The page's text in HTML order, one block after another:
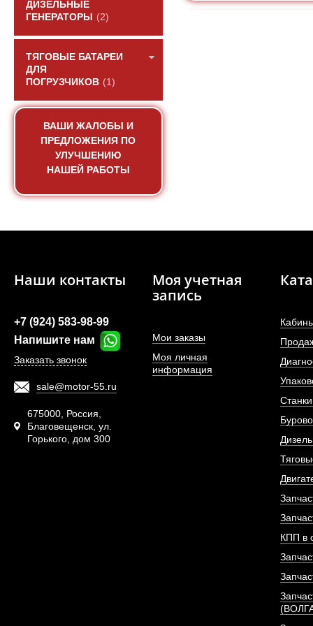
ДИЗЕЛЬНЫЕ
ГЕНЕРАТОРЫ
(2)
ТЯГОВЫЕ БАТАРЕИ
ДЛЯ
ПОГРУЗЧИКОВ (1)
ВАШИ ЖАЛОБЫ И
ПРЕДЛОЖЕНИЯ ПО
УЛУЧШЕНИЮ
НАШЕЙ РАБОТЫ
ПОД
Колпачок
Sinotruk
Наши контакты
+7 (924) 583-98-99
Напишите нам
Заказать звонок
sale@motor-55.ru
675000, Россия,
Благовещенск, ул.
Горького, дом 300
Моя учетная
запись
Мои заказы
Моя личная
информация
КПП в